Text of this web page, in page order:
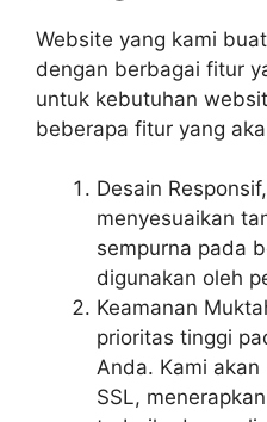
Website yang kami
dengan berbagai fitur
untuk kebutuhan
beberapa fitur yang
Desain
menyesuaikan
sempurna pada
digunakan oleh
Keamanan
prioritas tinggi
Anda. Kami
SSL,